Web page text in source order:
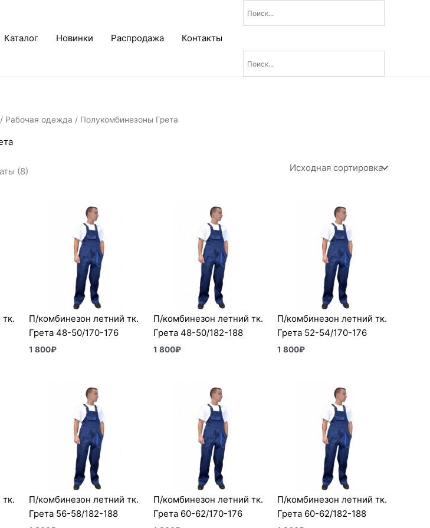
Каталог Новинки Распродажа Контакты
/ Рабочая одежда / Полукомбинезоны Грета
(8)
П/комбинезон летний тк.
Грета 48-50/170-176
1 800₽
П/комбинезон летний тк.
Грета 48-50/182-188
1 800₽
П/комбинезон летний тк.
Грета 52-54/170-176
1 800₽
П/комбинезон летний тк.
Грета 56-58/182-188
П/комбинезон летний тк.
Грета 60-62/170-176
П/комбинезон летний тк.
Грета 60-62/182-188